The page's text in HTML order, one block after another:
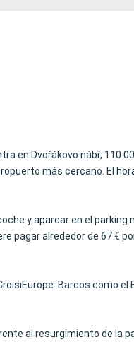
en Dvořákovo nábř,
más cercano. El
y aparcar en el
pagar alrededor de 67 €
Barcos como el
al resurgimiento de la